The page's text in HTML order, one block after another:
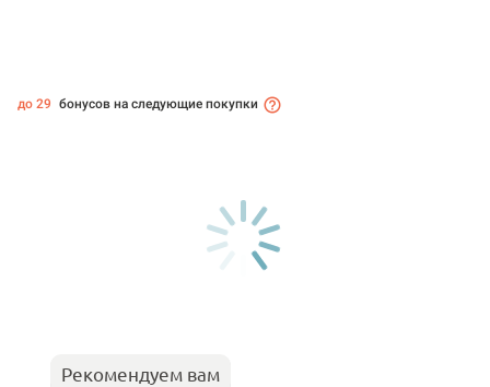
до 29 бонусов на следующие покупки
Рекомендуем вам